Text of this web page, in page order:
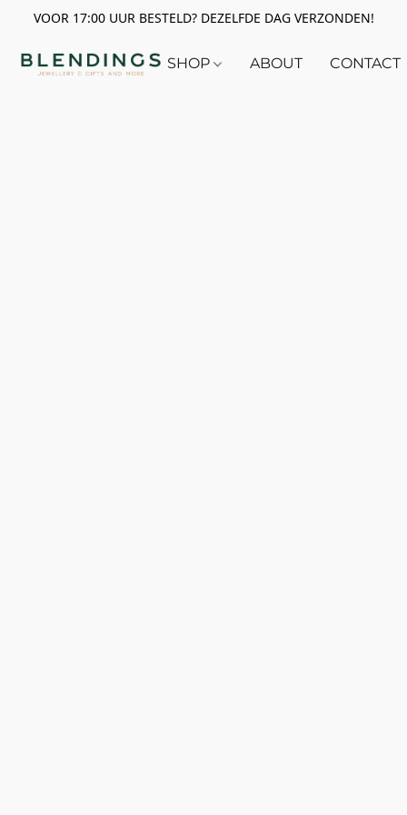
VOOR 17:00 UUR BESTELD? DEZELFDE DAG VERZONDEN!
SHOP ABOUT CONTACT